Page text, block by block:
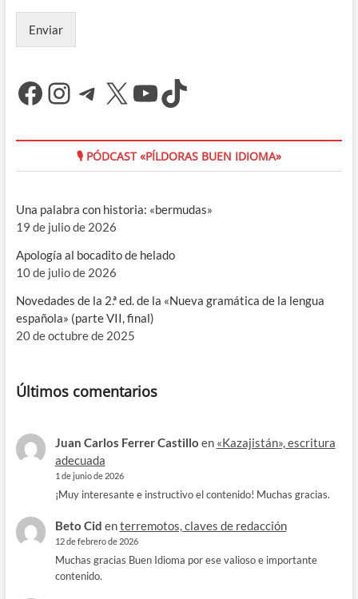
Enviar
Facebook
Instagram
Telegram
X YouTube
TikTok
🎙 PÓDCAST «PÍLDORAS BUEN IDIOMA»
Una palabra con historia: «bermudas»
19 de julio de 2026
Apología al bocadito de helado
10 de julio de 2026
Novedades de la 2.ª ed. de la «Nueva gramática de la lengua
española» (parte VII, final)
20 de octubre de 2025
Últimos comentarios
Juan Carlos Ferrer Castillo en «Kazajistán», escritura
adecuada
1 de junio de 2026
¡Muy interesante e instructivo el contenido! Muchas gracias.
Beto Cid enterremotos, claves de redacción
12 de febrero de 2026
Muchas gracias Buen Idioma por ese valioso e importante
contenido.